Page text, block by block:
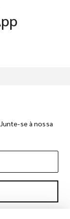
se à nossa